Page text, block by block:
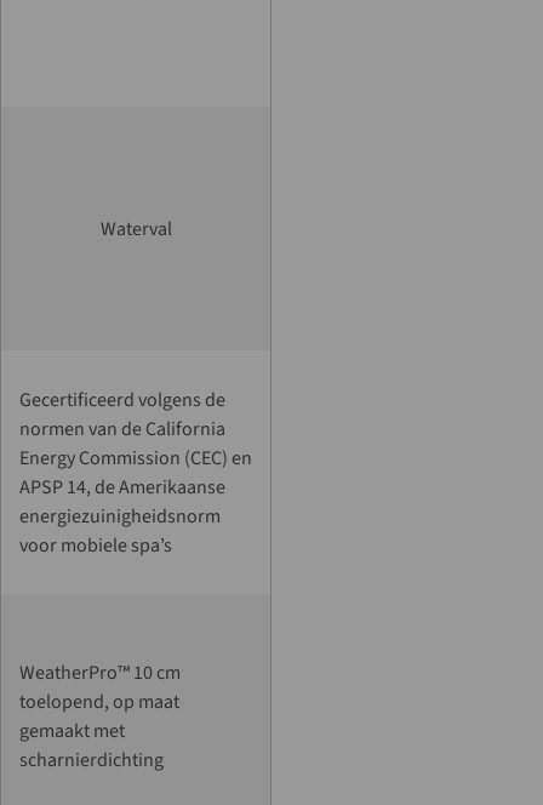
Waterval
Gecertificeerd volgens de
normen van de California
Energy Commission (CEC) en
APSP 14, de Amerikaanse
energiezuinigheidsnorm
voor mobiele spa’s
WeatherPro™ 10 cm
toelopend, op maat
gemaakt met
scharnierdichting